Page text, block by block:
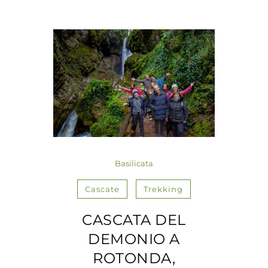
Basilicata
Cascate Trekking
CASCATA DEL
DEMONIO A
ROTONDA,